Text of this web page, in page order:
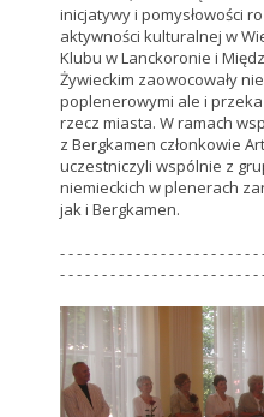
inicjatywy i pomysłowości
aktywności kulturalnej w
Klubu w Lanckoronie i
Żywieckim zaowocowały
poplenerowymi ale i
rzecz miasta. W ramach
z Bergkamen członkowie
uczestniczyli wspólnie z
niemieckich w plenerach
jak i Bergkamen.
- - - - - - - - - - - - - - - - - - - - - - -
- - - - - - - - - - - - - - - - - - - - - - - -